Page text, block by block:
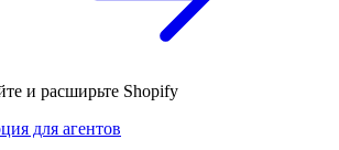
и расширьте Shopify
для агентов